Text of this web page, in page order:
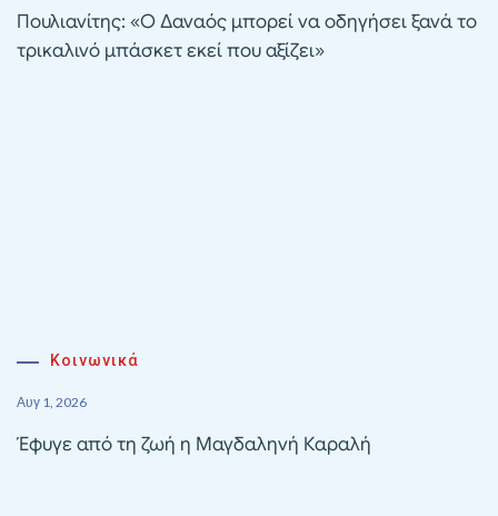
Πουλιανίτης: «Ο Δαναός μπορεί να οδηγήσει ξανά το
τρικαλινό μπάσκετ εκεί που αξίζει»
Κοινωνικά
Αυγ 1, 2026
Έφυγε από τη ζωή η Μαγδαληνή Καραλή